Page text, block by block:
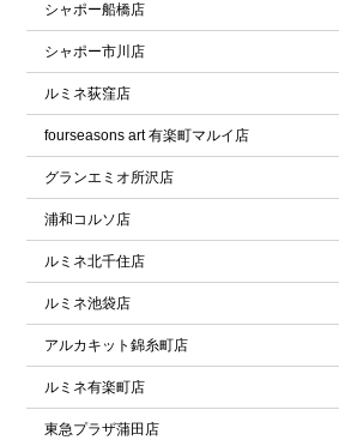
シャポー船橋店
シャポー市川店
ルミネ荻窪店
fourseasons art 有楽町マルイ店
グランエミオ所沢店
浦和コルソ店
ルミネ北千住店
ルミネ池袋店
アルカキット錦糸町店
ルミネ有楽町店
東急プラザ蒲田店